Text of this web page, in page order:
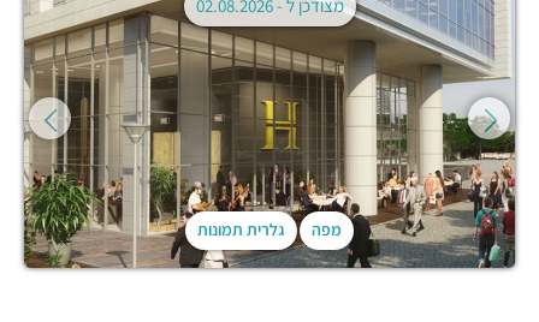
מפה גלרית תמונות
מצודכן ל -02.08.2026